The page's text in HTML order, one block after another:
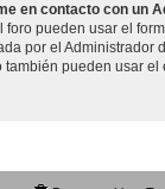
en contacto con un
pueden usar el
por el Administrador
también pueden usar el